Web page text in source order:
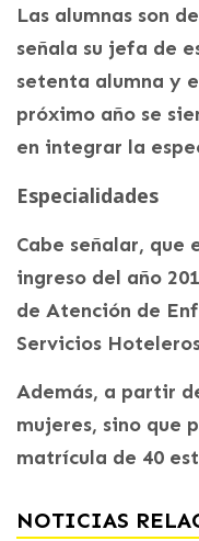
Las alumnas son
señala su jefa de
setenta alumna y
próximo año se
en integrar la
Especialidades
Cabe señalar, que
ingreso del año
de Atención de
Servicios
Además, a partir
mujeres, sino que
matrícula de 40
NOTICIAS